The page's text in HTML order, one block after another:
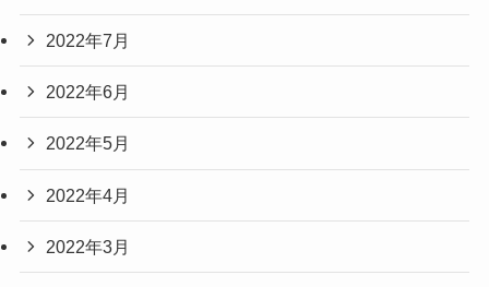
2022年7月
2022年6月
2022年5月
2022年4月
2022年3月